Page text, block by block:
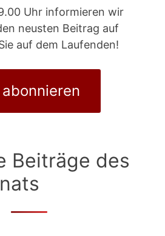
Uhr informieren wir
neusten Beitrag auf
auf dem Laufenden!
Beiträge des